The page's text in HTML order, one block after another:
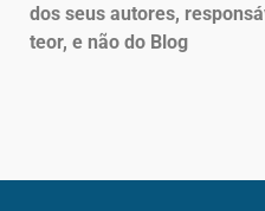
dos seus autores,
teor, e não do Blog